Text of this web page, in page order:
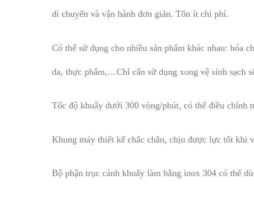
di chuyển và vận hành đơn giản. Tốn ít chi phí.
Có thể sử dụng cho nhiều sản phẩm khác nhau: hóa
da, thực phẩm,…Chỉ cẩn sử dụng xong vệ sinh sạch
Tốc độ khuấy dưới 300 vòng/phút, có thể điều chỉnh
Khung máy thiết kế chắc chắn, chịu được lực tốt khi
Bộ phận trục cánh khuấy làm bằng inox 304 có thể